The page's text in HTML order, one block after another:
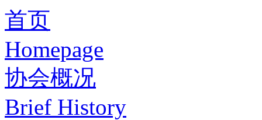
首页
Homepage
协会概况
Brief History